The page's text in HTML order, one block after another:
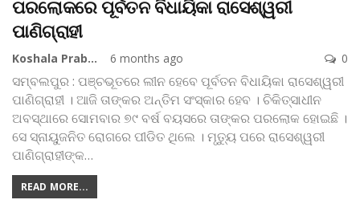
ପରଲୋକରେ ପୂର୍ବତନ ବିଧାୟିକା ରାସେଶ୍ୱରୀ
ପାଣିଗ୍ରାହୀ
Koshala Prabaha 6 months ago 0
ସମ୍ବଲପୁର : ପଞ୍ଚଭୂତରେ ଲୀନ ହେବେ ପୂର୍ବତନ ବିଧାୟିକା ରାସେଶ୍ୱରୀ
ପାଣିଗ୍ରାହୀ । ଆଜି ତାଙ୍କର ଅନ୍ତିମ ସଂସ୍କାର ହେବ । ଚିକିତ୍ସାଧୀନ
ଅବସ୍ଥାରେ ସୋମ‌ବାର ୭୯ ବର୍ଷ ବୟସରେ ତାଙ୍କର ପରଲୋକ ହୋଇଛି ।
ସେ ସ୍ନାୟୁଜନିତ ରୋଗରେ ପୀଡିତ ଥିଲେ । ମୃତ୍ୟୁ ପରେ ରାସେଶ୍ୱରୀ
ପାଣିଗ୍ରାହୀଙ୍କ…
READ MORE...